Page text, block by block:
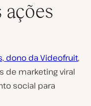
dono da Videofruit,
de marketing viral
social para